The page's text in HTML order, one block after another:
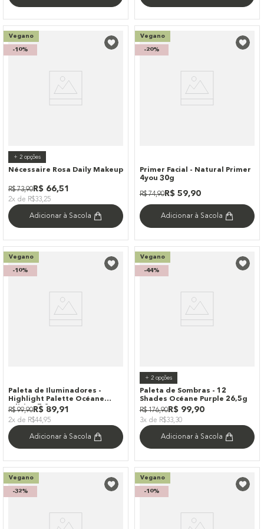
Vegano
-10%
+ 2opções
Nécessaire Rosa Daily Makeup
R$ 73,90R$ 66,51
2x de R$33,25
Adicionar à Sacola
Vegano
-20%
Primer Facial - Natural Primer
4you 30g
R$ 74,90R$ 59,90
Adicionar à Sacola
Vegano
-10%
Paleta de Iluminadores -
Highlight Palette Océane
Edition 7,2g
R$ 99,90R$ 89,91
2x de R$44,95
Adicionar à Sacola
Vegano
-44%
+ 2opções
Paleta de Sombras - 12
Shades Océane Purple 26,5g
R$ 176,90R$ 99,90
3x de R$33,30
Adicionar à Sacola
Vegano
-32%
Vegano
-10%